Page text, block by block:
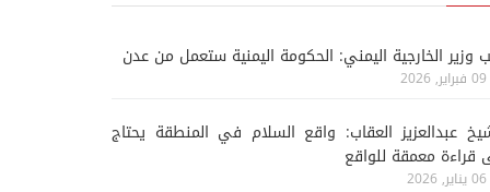
وزير الخارجية اليمني: الحكومة اليمنية ستعمل من عدن
09 فبراير, 2026
عبدالعزيز العقاب: واقع السلام في المنطقة يحتاج
قراءة معمقة للواقع
06 يناير, 2026